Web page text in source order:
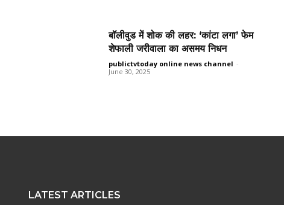
बॉलीवुड में शोक की लहर: ‘कांटा लगा’ फेम
शेफाली जरीवाला का असमय निधन
publictvtoday online news channel -
June 30, 2025
LATEST ARTICLES